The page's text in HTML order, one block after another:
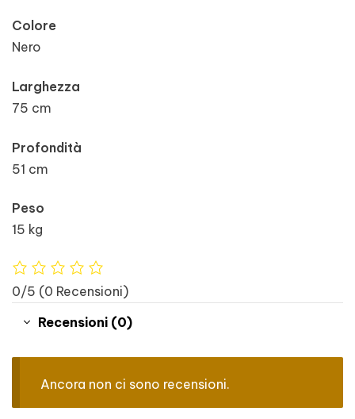
Colore
Nero
Larghezza
75 cm
Profondità
51 cm
Peso
15 kg
0/5 (0 Recensioni)
Recensioni (0)
Ancora non ci sono recensioni.